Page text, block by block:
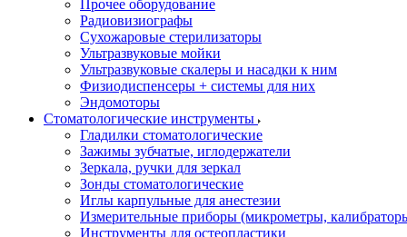
Прочее оборудование
Радиовизиографы
Сухожаровые стерилизаторы
Ультразвуковые мойки
Ультразвуковые скалеры и насадки к ним
Физиодиспенсеры + системы для них
Эндомоторы
Стоматологические инструменты
Гладилки стоматологические
Зажимы зубчатые, иглодержатели
Зеркала, ручки для зеркал
Зонды стоматологические
Иглы карпульные для анестезии
Измерительные приборы (микрометры,
Инструменты для остеопластики